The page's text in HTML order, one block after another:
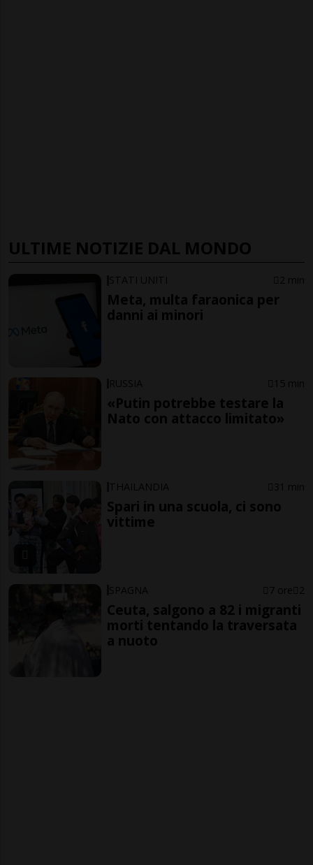
ULTIME NOTIZIE DAL MONDO
STATI UNITI 2 min
Meta, multa faraonica per
danni ai minori
RUSSIA 15 min
«Putin potrebbe testare la
Nato con attacco limitato»
THAILANDIA 31 min
Spari in una scuola, ci sono
vittime
SPAGNA 7 ore 2
Ceuta, salgono a 82 i migranti
morti tentando la traversata
a nuoto